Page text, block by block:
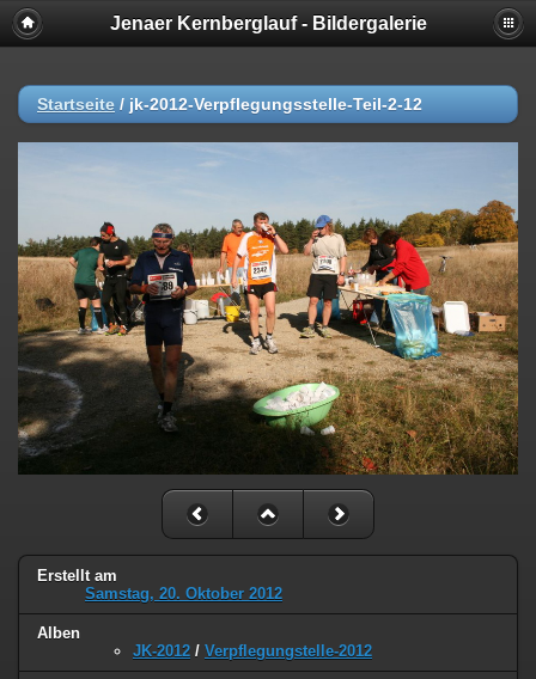
Jenaer Kernberglauf - Bildergalerie
Startseite / jk-2012-Verpflegungsstelle-Teil-2-12
Erstellt am
Samstag, 20. Oktober 2012
Alben
JK-2012 / Verpflegungstelle-2012